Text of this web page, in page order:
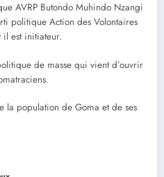
AVRP Butondo Muhindo Nzangi
politique Action des Volontaires
il est initiateur.
de masse qui vient d’ouvrir
la population de Goma et de ses